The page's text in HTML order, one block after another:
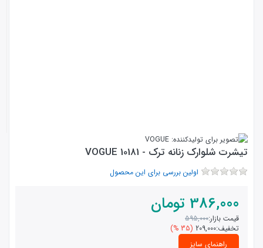
تیشرت شلوارک زنانه ترک - 10181 VOGUE
اولین بررسی برای این محصول
386,000 تومان
قیمت بازار:595,000
تخفیف:209,000
(35 %)
راهنمای سایز